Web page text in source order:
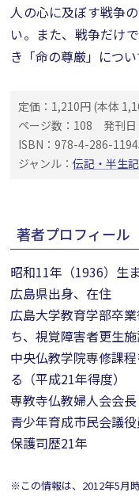
人の心に及ぼす戦争
い。また、戦争だけ
き「命の尊厳」につ
定価：1,210円 (本体
ページ数：108
発刊
ISBN：978-4-286-
ジャンル：伝記・半生記
著者プロフィール
昭和11年（1936）生
広島県出身、在住
広島大学教育学部卒
ち、視覚障害者更生
中央仏教学院専修課
る（平成21年得度）
専教寺仏教婦人会会長
青少年育成市民会議役
保護司歴21年
※この情報は、2012年5月時